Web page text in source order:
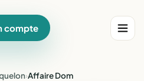
compte
›Affaire Dom